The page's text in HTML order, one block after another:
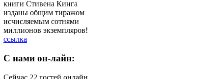
книги Стивена Кинга
изданы общим тиражом
исчисляемым сотнями
миллионов экземпляров!
ссылка
C нами он-лайн:
Сейчас 22 гостей онлайн